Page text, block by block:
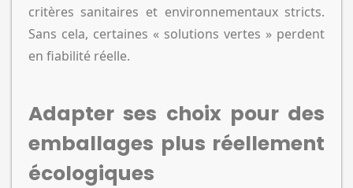
critères sanitaires et environnementaux stricts.
Sans cela, certaines « solutions vertes » perdent
en fiabilité réelle.
Adapter ses choix pour des
emballages plus réellement
écologiques